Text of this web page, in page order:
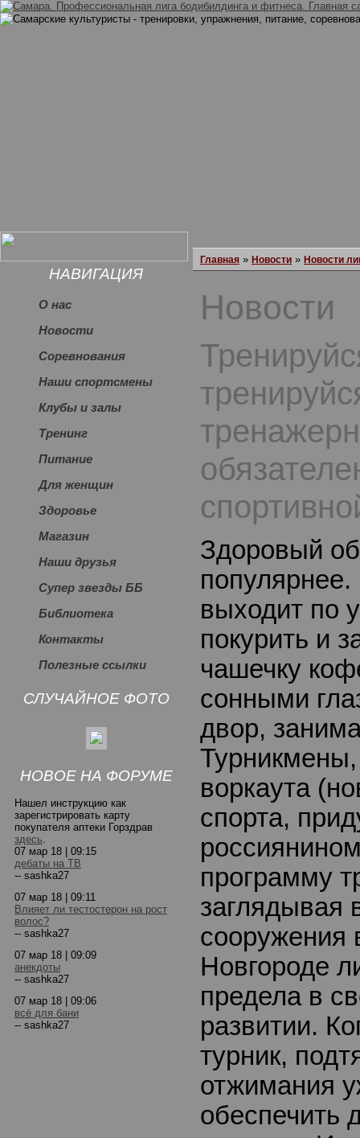
НАВИГАЦИЯ
О нас
Новости
Соревнования
Наши спортсмены
Клубы и залы
Тренинг
Питание
Для женщин
Здоровье
Магазин
Наши друзья
Супер звезды ББ
Библиотека
Контакты
Полезные ссылки
СЛУЧАЙНОЕ ФОТО
НОВОЕ НА ФОРУМЕ
Нашел инструкцию как
зарегистрировать карту
покупателя аптеки Горздрав
здесь.
07 мар 18 | 09:15
дебаты на ТВ
-- sashka27
07 мар 18 | 09:11
Влияет ли тестостерон на рост
волос?
-- sashka27
07 мар 18 | 09:09
анекдоты
-- sashka27
07 мар 18 | 09:06
всё для бани
-- sashka27
Главная » Новости » Новости
Новости
Здоровый
выходит по
покурить и
чашечку
сонными
двор,
воркаута
спорта,
программу
заглядывая
Новгороде
предела в
развитии.
турник,
отжимания
обеспечить